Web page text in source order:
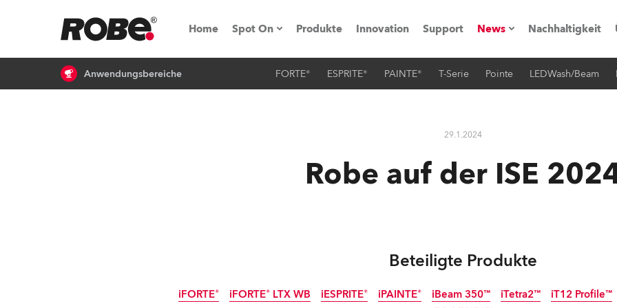
Home Spot On
Messen & Events
Robe On Location
Produkte Innovation Support News
Pressemitteilungen
Nachhaltigkeit
Anwendungsbereiche FORTE® ESPRITE® PAINTE® T-Serie Pointe LEDWash/Beam
29.1.2024
Robe auf der ISE
Beteiligte Produkte
iFORTE® iFORTE® LTX WB iESPRITE® iPAINTE® iBeam 350™ iTetra2™ iT12 Profile™